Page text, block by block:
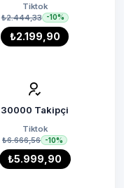
Tiktok
₺2.444,33
-10%
₺2.199,90
30000 Takipçi
Tiktok
₺6.666,56 -10%
₺5.999,90